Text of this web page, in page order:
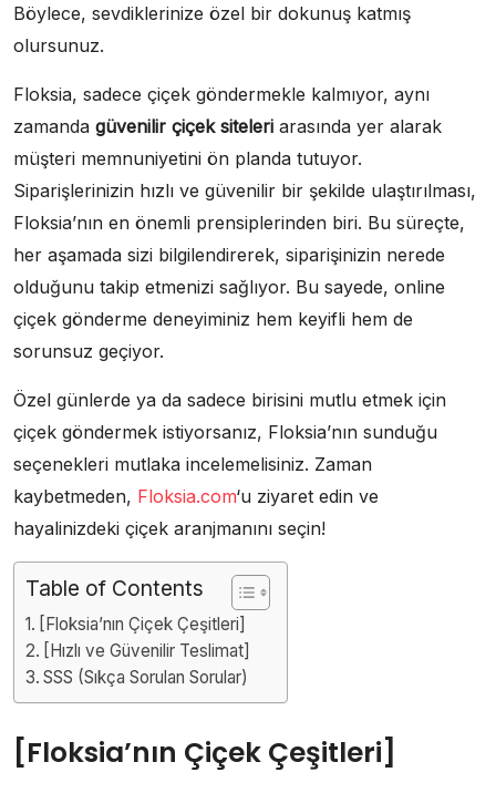
Böylece, sevdiklerinize özel bir dokunuş katmış
olursunuz.
Floksia, sadece çiçek göndermekle kalmıyor, aynı
zamanda güvenilir çiçek siteleri arasında yer alarak
müşteri memnuniyetini ön planda tutuyor.
Siparişlerinizin hızlı ve güvenilir bir şekilde ulaştırılması,
Floksia’nın en önemli prensiplerinden biri. Bu süreçte,
her aşamada sizi bilgilendirerek, siparişinizin nerede
olduğunu takip etmenizi sağlıyor. Bu sayede, online
çiçek gönderme deneyiminiz hem keyifli hem de
sorunsuz geçiyor.
Özel günlerde ya da sadece birisini mutlu etmek için
çiçek göndermek istiyorsanız, Floksia’nın sunduğu
seçenekleri mutlaka incelemelisiniz. Zaman
kaybetmeden, Floksia.com‘u ziyaret edin ve
hayalinizdeki çiçek aranjmanını seçin!
Table of Contents
[Floksia’nın Çiçek Çeşitleri]
[Hızlı ve Güvenilir Teslimat]
SSS (Sıkça Sorulan Sorular)
[Floksia’nın Çiçek Çeşitleri]